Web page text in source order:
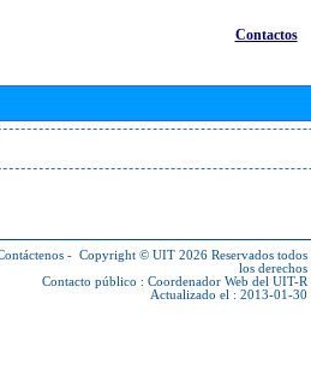
Contactos
- Copyright © UIT 2026 Reservados todos
los derechos
Contacto público : Coordenador Web del UIT-R
Actualizado el : 2013-01-30